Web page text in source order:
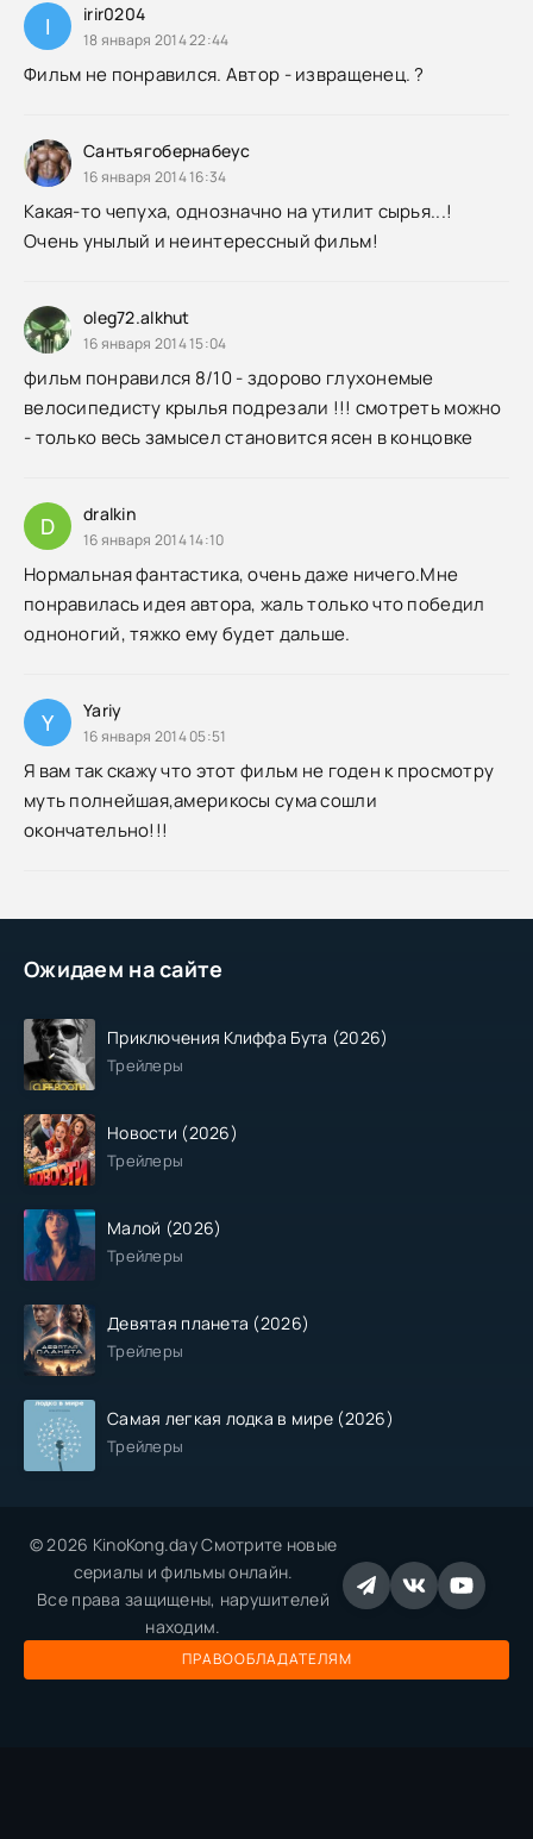
Ожидаем на сайте
Приключения Клиффа Бута (2026)
Трейлеры
Новости (2026)
Трейлеры
Малой (2026)
Трейлеры
Девятая планета (2026)
Трейлеры
Самая легкая лодка в мире (2026)
Трейлеры
I irir0204
18 января 2014 22:44
Фильм не понравился. Автор - извращенец. ?
Сантьягобернабеус
16 января 2014 16:34
Какая-то чепуха, однозначно на утилит сырья...!
Очень унылый и неинтерессный фильм!
oleg72.alkhut
16 января 2014 15:04
фильм понравился 8/10 - здорово глухонемые
велосипедисту крылья подрезали !!! смотреть можно
- только весь замысел становится ясен в концовке
D dralkin
16 января 2014 14:10
Нормальная фантастика, очень даже ничего.Мне
понравилась идея автора, жаль только что победил
одноногий, тяжко ему будет дальше.
Y Yariy
16 января 2014 05:51
Я вам так скажу что этот фильм не годен к просмотру
муть полнейшая,америкосы сума сошли
окончательно!!!
© 2026 KinoKong.day Смотрите новые
сериалы и фильмы онлайн.
Все права защищены, нарушителей
находим.
ПРАВООБЛАДАТЕЛЯМ